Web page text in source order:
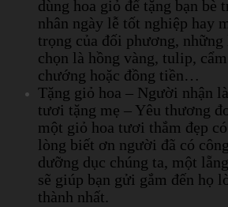
dùng hoa giỏ để tặng bạn bè
nhân ngày lễ tốt nghiệp hay
trọng của đối phương,
chọn là hồng vàng, tulip,
chướng hoặc đồng tiền…
Tặng giỏ hoa – Người nhận
tươi tặng mẹ – Yêu thương
một giỏ hoa tươi thắm đẹp
lòng biết ơn người đã có
dưỡng dục chúng ta, một
sẽ giúp bạn gửi gắm đến họ
thành nhất.